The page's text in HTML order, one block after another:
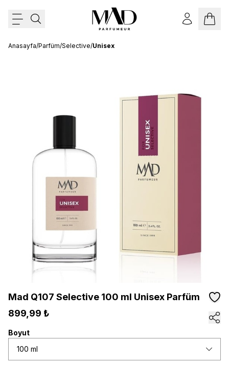
Anasayfa/Parfüm/Selective/Unisex
Mad Q107 Selective 100 ml Unisex Parfüm
899,99 ₺
Boyut
100 ml